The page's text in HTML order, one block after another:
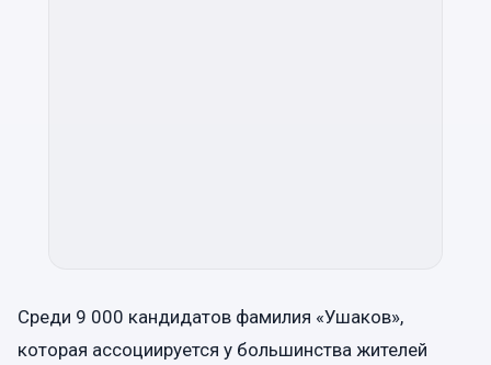
Среди 9 000 кандидатов фамилия «Ушаков»,
которая ассоциируется у большинства жителей